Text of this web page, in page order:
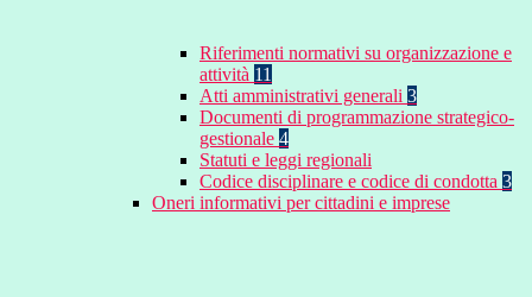
Riferimenti normativi su organizzazione e
attività 11
Atti amministrativi generali 3
Documenti di programmazione strategico-
gestionale 4
Statuti e leggi regionali
Codice disciplinare e codice di condotta 3
Oneri informativi per cittadini e imprese